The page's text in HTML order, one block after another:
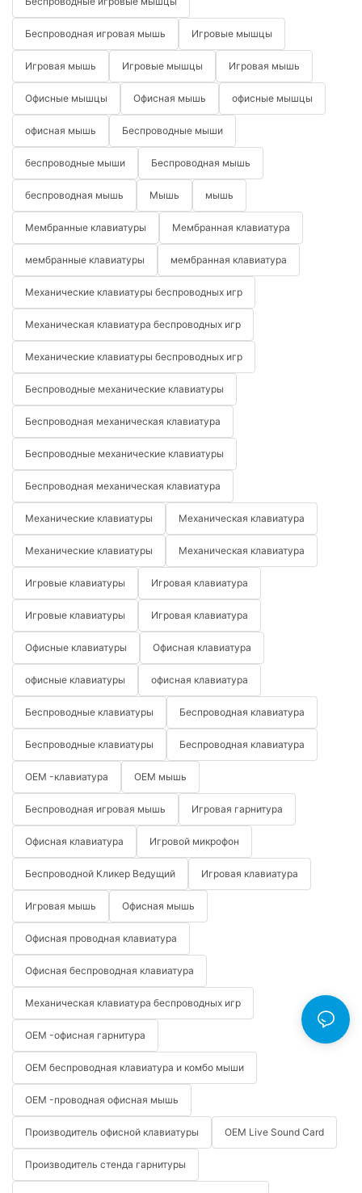
Беспроводная игровая мышь Игровые мышцы
Игровая мышь Игровые мышцы Игровая мышь
Офисные мышцы Офисная мышь офисные мышцы
офисная мышь Беспроводные мыши
беспроводные мыши Беспроводная мышь
беспроводная мышь Мышь мышь
Мембранные клавиатуры Мембранная клавиатура
мембранные клавиатуры мембранная клавиатура
Механические клавиатуры беспроводных игр
Механическая клавиатура беспроводных игр
Механические клавиатуры беспроводных игр
Беспроводные механические клавиатуры
Беспроводная механическая клавиатура
Беспроводные механические клавиатуры
Беспроводная механическая клавиатура
Механические клавиатуры Механическая клавиатура
Механические клавиатуры Механическая клавиатура
Игровые клавиатуры Игровая клавиатура
Игровые клавиатуры Игровая клавиатура
Офисные клавиатуры Офисная клавиатура
офисные клавиатуры офисная клавиатура
Беспроводные клавиатуры Беспроводная клавиатура
Беспроводные клавиатуры Беспроводная клавиатура
OEM -клавиатура OEM мышь
Беспроводная игровая мышь Игровая гарнитура
Офисная клавиатура Игровой микрофон
Беспроводной Кликер Ведущий Игровая клавиатура
Игровая мышь Офисная мышь
Офисная проводная клавиатура
Офисная беспроводная клавиатура
Механическая клавиатура беспроводных игр
OEM -офисная гарнитура
OEM беспроводная клавиатура и комбо мыши
OEM -проводная офисная мышь
Производитель офисной клавиатуры OEM Live Sound Card
Производитель стенда гарнитуры